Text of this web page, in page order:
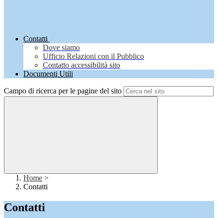
Contatti
Dove siamo
Ufficio Relazioni con il Pubblico
Contatto accessibilità sito
Documenti Utili
Campo di ricerca per le pagine del sito
Home >
Contatti
Contatti